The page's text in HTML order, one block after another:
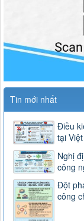
Tin mới nhất
Điều
tại
Nghị
công
Đột
công